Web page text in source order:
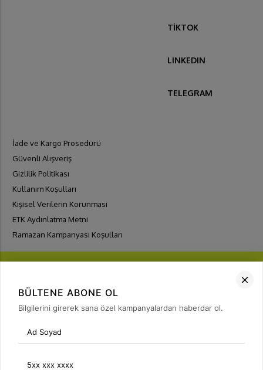
TİKTOK
LINKEDIN
TELEGRAM
İade ve Kargo Prosedürü
Güvenli Alışveriş
Gizlilik Politikası
Kullanım Koşulları
Kişisel Verilerin Korunması
ETK Aydınlatma Metni
Ramazan Kampanyası Koşulları
FIRSATLARI YAKALA
Bülten Üyeliği
BÜLTENE ABONE OL
Bilgilerini girerek sana özel kampanyalardan haberdar ol.